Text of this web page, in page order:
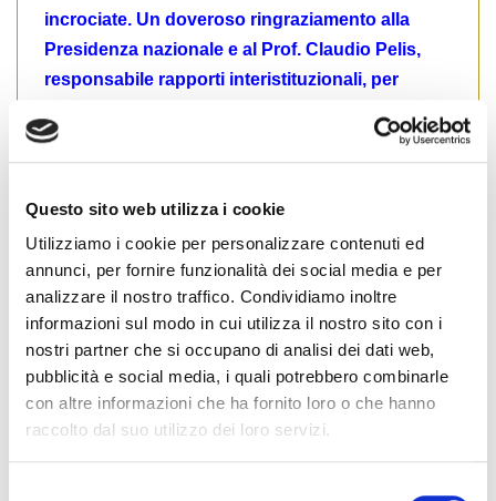
Questo sito web utilizza i cookie
Utilizziamo i cookie per personalizzare contenuti ed
annunci, per fornire funzionalità dei social media e per
analizzare il nostro traffico. Condividiamo inoltre
informazioni sul modo in cui utilizza il nostro sito con i
nostri partner che si occupano di analisi dei dati web,
pubblicità e social media, i quali potrebbero combinarle
con altre informazioni che ha fornito loro o che hanno
raccolto dal suo utilizzo dei loro servizi.
incrociate. Un doveroso ringraziamento alla
Presidenza nazionale e al Prof. Claudio Pelis,
responsabile rapporti interistituzionali, per
a difesa della ns professione.
IL CONVEGNONAZIONALEFIAIPSULLA
PROFESSIONE DI AGENTE IMMOBILIARE
condividi
Bergamo #Bergamo